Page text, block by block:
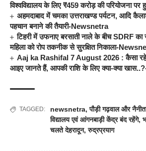
विश्वविद्यालय के लिए ₹459 करोड़ की परियोजना
अहमदाबाद में चमका उत्तराखण्ड पर्यटन, आदि
पहचान बनाने की तैयारी-Newsnetra
टिहरी में उफनाए बरसाती नाले के बीच SDRF का
महिला को रोप तकनीक से सुरक्षित निकाला-
Aaj ka Rashifal 7 August 2026 : कैसा
आइए जानते हैं, आपकी राशि के लिए क्या-क्या
TAGGED: newsnetra,पौड़ी गढ़वाल और
विद्यालय एवं आंगनबाड़ी केंद्र बंद रहेंगे,
चलते देहरादून,रुद्रप्रयाग